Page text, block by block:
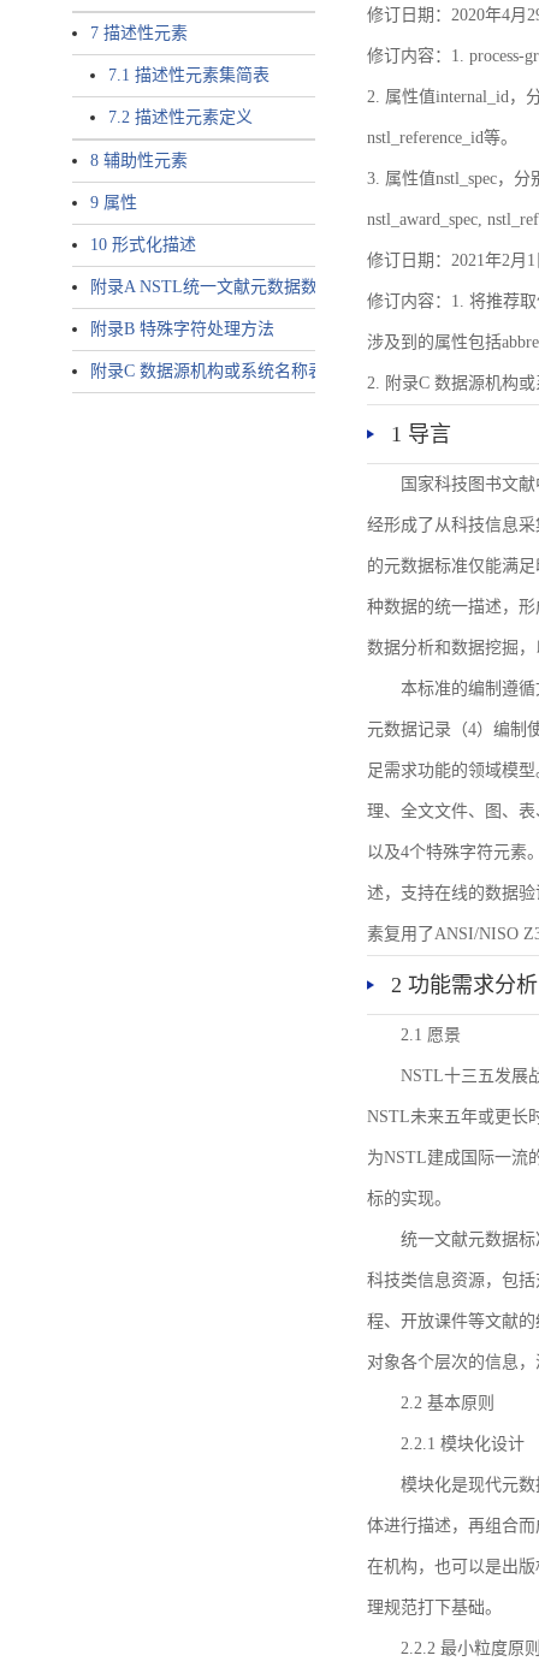
7 描述性元素
7.1 描述性元素集简表
7.2 描述性元素定义
8 辅助性元素
9 属性
10 形式化描述
附录A NSTL统一文献元数据数据唯一标识符规则
附录B 特殊字符处理方法
附录C 数据源机构或系统名称表
修订日期：2020年4月
修订内容：1. process-
2. 属性值internal_id，
nstl_reference_id等。
3. 属性值nstl_spec，分
nstl_award_spec,
修订日期：2021年2月1
修订内容：1. 将推荐
涉及到的属性包括
2. 附录C 数据源机构或
1 导言
国家科技图书文
经形成了从科技信息
的元数据标准仅能满
种数据的统一描述，
数据分析和数据挖掘
本标准的编制遵
元数据记录（4）编制
足需求功能的领域模
理、全文文件、图、
以及4个特殊字符元素
述，支持在线的数据
素复用了ANSI/NISO
2 功能需求分析
2.1 愿景
NSTL十三五发展
NSTL未来五年或更长
为NSTL建成国际一流
标的实现。
统一文献元数据
科技类信息资源，包
程、开放课件等文献
对象各个层次的信息
2.2 基本原则
2.2.1 模块化设计
模块化是现代元
体进行描述，再组合
在机构，也可以是出
理规范打下基础。
2.2.2 最小粒度原